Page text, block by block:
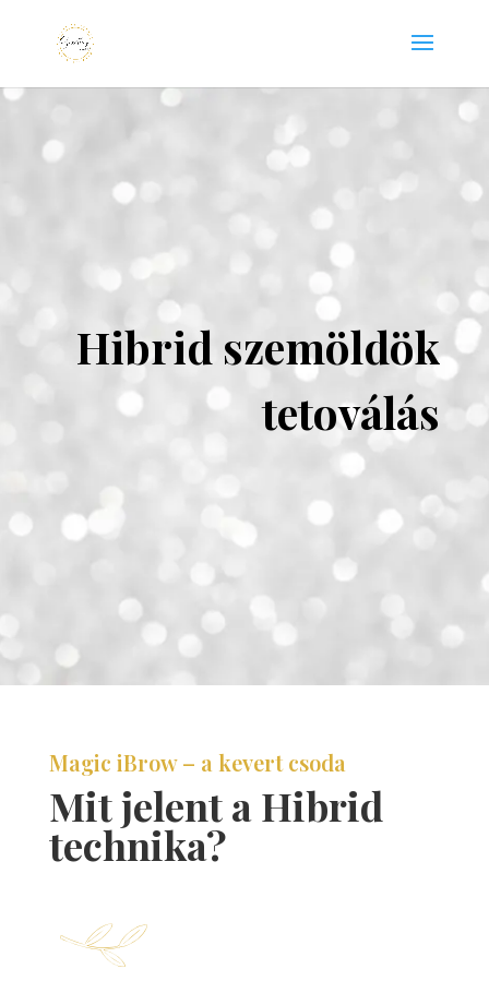
Hibrid szemöldök
tetoválás
Magic iBrow – a kevert csoda
Mit jelent a Hibrid
technika?